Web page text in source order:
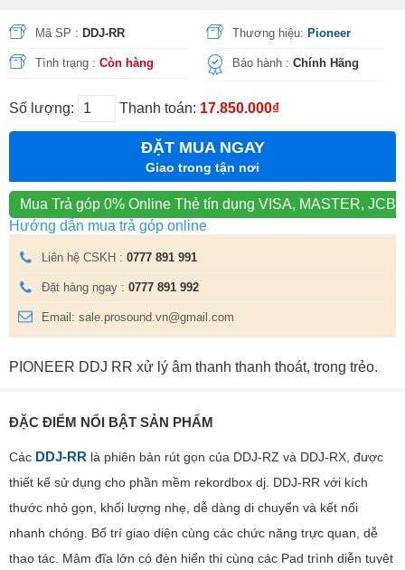
Mã SP : DDJ-RR Thương hiệu: Pioneer
Tình trạng : Còn hàng Bảo hành :Chính Hãng
Số lượng: Thanh toán: 17.850.000₫
ĐẶT MUA NGAY
Giao trong tận nơi
Mua Trả góp 0% Online Thẻ tín dụng VISA, MASTER, JCB
Hướng dẫn mua trả góp online
Liên hệ CSKH : 0777 891 991
Đặt hàng ngay : 0777 891 992
Email: sale.prosound.vn@gmail.com
PIONEER DDJ RR xử lý âm thanh thanh thoát, trong trẻo.
ĐẶC ĐIỂM NỔI BẬT SẢN PHẨM
Các DDJ-RR là phiên bản rút gọn của DDJ-RZ và DDJ-RX, được
thiết kế sử dụng cho phần mềm rekordbox dj. DDJ-RR với kích
thước nhỏ gọn, khối lượng nhẹ, dễ dàng di chuyển và kết nối
nhanh chóng. Bố trí giao diện cùng các chức năng trực quan, dễ
thao tác. Mâm đĩa lớn có đèn hiển thị cùng các Pad trình diễn tuyệt